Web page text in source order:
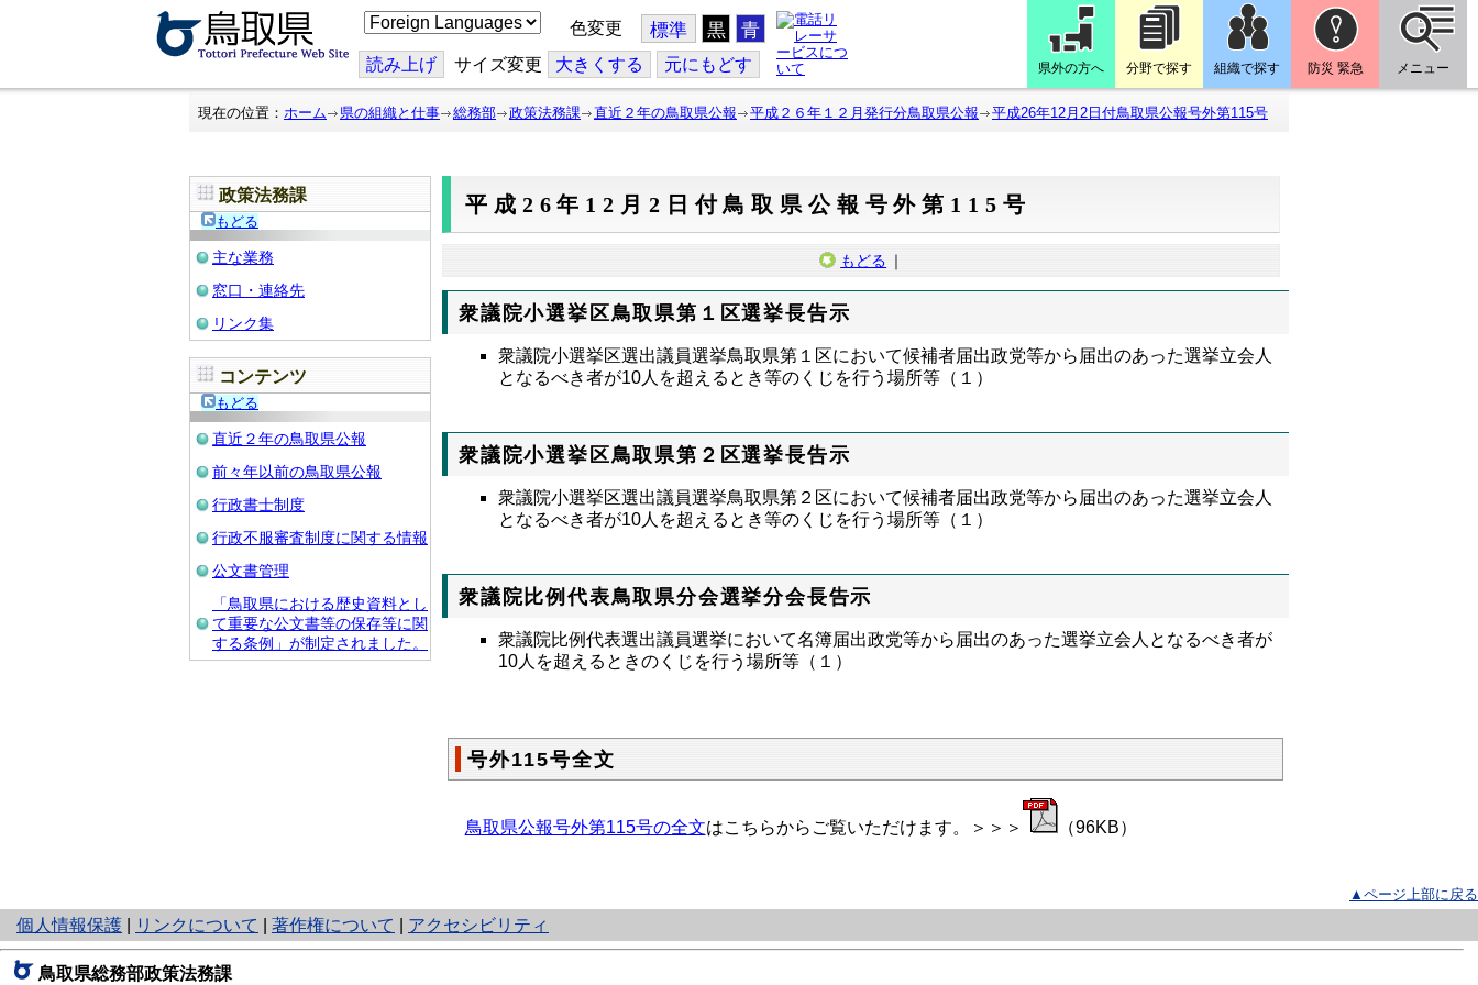
こ
の
ジ
を
翻
色変更 標準 黒 青
読み上げ サイズ変更 大きくする 元にもどす 県外の方へ 分野で探す 組織で探す 防災 緊急 メニュー
現在の位置： ホーム 県の組織と仕事 総務部 政策法務課 直近２年の鳥取県公報 平成２６年１２月発行分鳥取県公報 平成26年12月2日付鳥取県公報号外第115号
政策法務課
もどる
主な業務
窓口・連絡先
リンク集
コンテンツ
もどる
直近２年の鳥取県公報
前々年以前の鳥取県公報
行政書士制度
行政不服審査制度に関する情報
公文書管理
「鳥取県における歴史資料とし
て重要な公文書等の保存等に関
する条例」が制定されました。
平成26年12月2日付鳥取県公報号外第115号
もどる ｜
衆議院小選挙区鳥取県第１区選挙長告示
衆議院小選挙区選出議員選挙鳥取県第１区において候補者届出政党等から届出のあった選挙立会人
となるべき者が10人を超えるとき等のくじを行う場所等（１）
衆議院小選挙区鳥取県第２区選挙長告示
衆議院小選挙区選出議員選挙鳥取県第２区において候補者届出政党等から届出のあった選挙立会人
となるべき者が10人を超えるとき等のくじを行う場所等（１）
衆議院比例代表鳥取県分会選挙分会長告示
衆議院比例代表選出議員選挙において名簿届出政党等から届出のあった選挙立会人となるべき者が
10人を超えるときのくじを行う場所等（１）
号外115号全文
鳥取県公報号外第115号の全文はこちらからご覧いただけます。＞＞＞ （96KB）
▲ページ上部に戻る
個人情報保護
と
り
ネ
リンクについて 著作権について アクセシビリティ
鳥取県総務部政策法務課